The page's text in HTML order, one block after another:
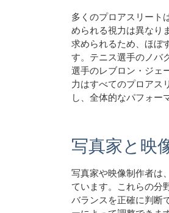
多くのプロアスリート
められる視力は異なり
求められるため、ほぼ
す。テニス選手のノバ
選手のレブロン・ジェ
力はすべてのプロアス
し、全体的なパフォー
写真家と映
写真家や映像制作者は
ています。これらの分
バランスを正確に判断